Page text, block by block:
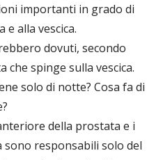
importanti in grado di
e alla vescica.
dovuti, secondo
che spinge sulla vescica.
solo di notte? Cosa fa di
della prostata e i
responsabili solo del